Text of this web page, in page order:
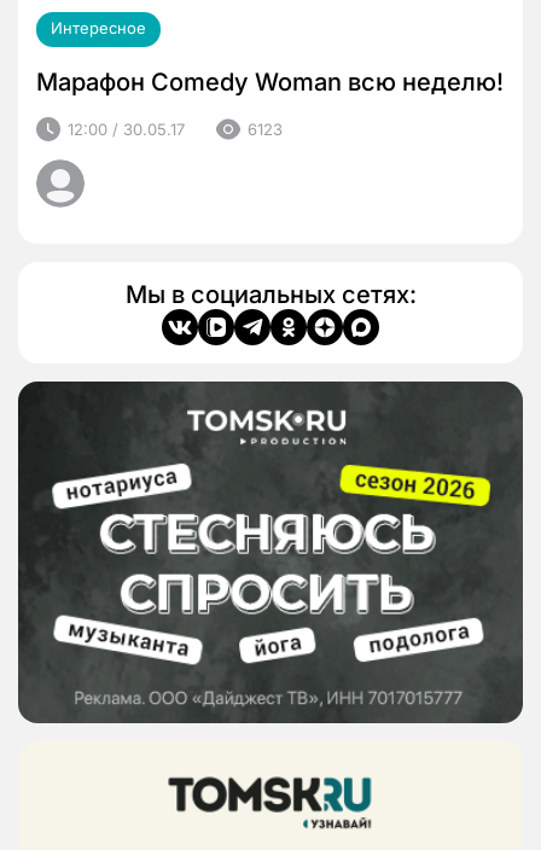
Интересное
Марафон Comedy Woman всю неделю!
12:00 / 30.05.17 6123
Мы в социальных сетях: